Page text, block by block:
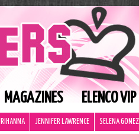
MAGAZINES ELENCO VIP
RIHANNA JENNIFER LAWRENCE SELENA GOMEZ